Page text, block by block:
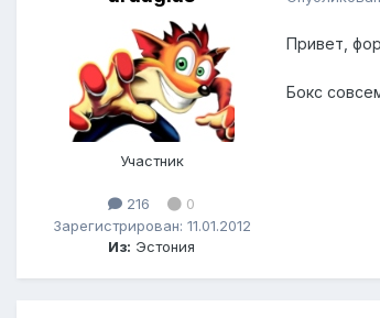
Участник
216
0
Зарегистрирован: 11.01.2012
Из: Эстония
Привет,
Бокс